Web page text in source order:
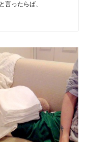
言ったらば、